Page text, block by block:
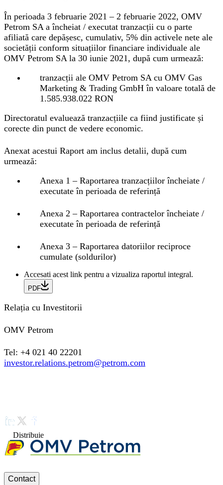
În perioada 3 februarie 2021 – 2 februarie 2022, OMV
Petrom SA a încheiat / executat tranzacții cu o parte
afiliată care depășesc, cumulativ, 5% din activele nete ale
societății conform situațiilor financiare individuale ale
OMV Petrom SA la 30 iunie 2021, după cum urmează:
tranzacții ale OMV Petrom SA cu OMV Gas
Marketing & Trading GmbH în valoare totală de
1.585.938.022 RON
Directoratul evaluează tranzacțiile ca fiind justificate și
corecte din punct de vedere economic.
Anexat acestui Raport am inclus detalii, după cum
urmează:
Anexa 1 – Raportarea tranzacțiilor încheiate /
executate în perioada de referință
Anexa 2 – Raportarea contractelor încheiate /
executate în perioada de referință
Anexa 3 – Raportarea datoriilor reciproce
cumulate (soldurilor)
Accesati acest link pentru a vizualiza raportul integral.
PDF
Relația cu Investitorii
OMV Petrom
Tel: +4 021 40 22201
investor.relations.petrom@petrom.com
Distribuie
Contact